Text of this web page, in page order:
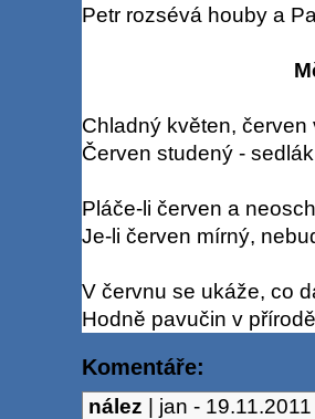
Petr rozsévá houby a
Chladný květen,
Červen studený -
Pláče-li červen a
Je-li červen mírný,
V červnu se ukáže, co
Hodně pavučin v
Komentáře:
nález | jan - 19.11.2011